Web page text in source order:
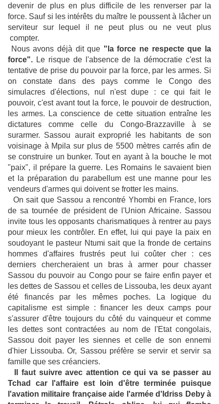
devenir de plus en plus difficile de les renverser par la
force. Sauf si les intérêts du maître le poussent à lâcher un
serviteur sur lequel il ne peut plus ou ne veut plus
compter.
Nous avons déjà dit que "la force ne respecte que la
force". Le risque de l'absence de la démocratie c'est la
tentative de prise du pouvoir par la force, par les armes. Si
on constate dans des pays comme le Congo des
simulacres d'élections, nul n'est dupe : ce qui fait le
pouvoir, c'est avant tout la force, le pouvoir de destruction,
les armes. La conscience de cette situation entraîne les
dictatures comme celle du Congo-Brazzaville à se
surarmer. Sassou aurait exproprié les habitants de son
voisinage à Mpila sur plus de 5500 mètres carrés afin de
se construire un bunker. Tout en ayant à la bouche le mot
"paix", il prépare la guerre. Les Romains le savaient bien
et la préparation du parabellum est une manne pour les
vendeurs d'armes qui doivent se frotter les mains.
On sait que Sassou a rencontré Yhombi en France, lors
de sa tournée de président de l'Union Africaine. Sassou
invite tous les opposants charismatiques à rentrer au pays
pour mieux les contrôler. En effet, lui qui paye la paix en
soudoyant le pasteur Ntumi sait que la fronde de certains
hommes d'affaires frustrés peut lui coûter cher : ces
derniers chercheraient un bras à armer pour chasser
Sassou du pouvoir au Congo pour se faire enfin payer et
les dettes de Sassou et celles de Lissouba, les deux ayant
été financés par les mêmes poches. La logique du
capitalisme est simple : financer les deux camps pour
s'assurer d'être toujours du côté du vainqueur et comme
les dettes sont contractées au nom de l'Etat congolais,
Sassou doit payer les siennes et celle de son ennemi
d'hier Lissouba. Or, Sassou préfère se servir et servir sa
famille que ses créanciers.
Il faut suivre avec attention ce qui va se passer au
Tchad car l'affaire est loin d'être terminée puisque
l'avation militaire française aide l'armée d'Idriss Deby à